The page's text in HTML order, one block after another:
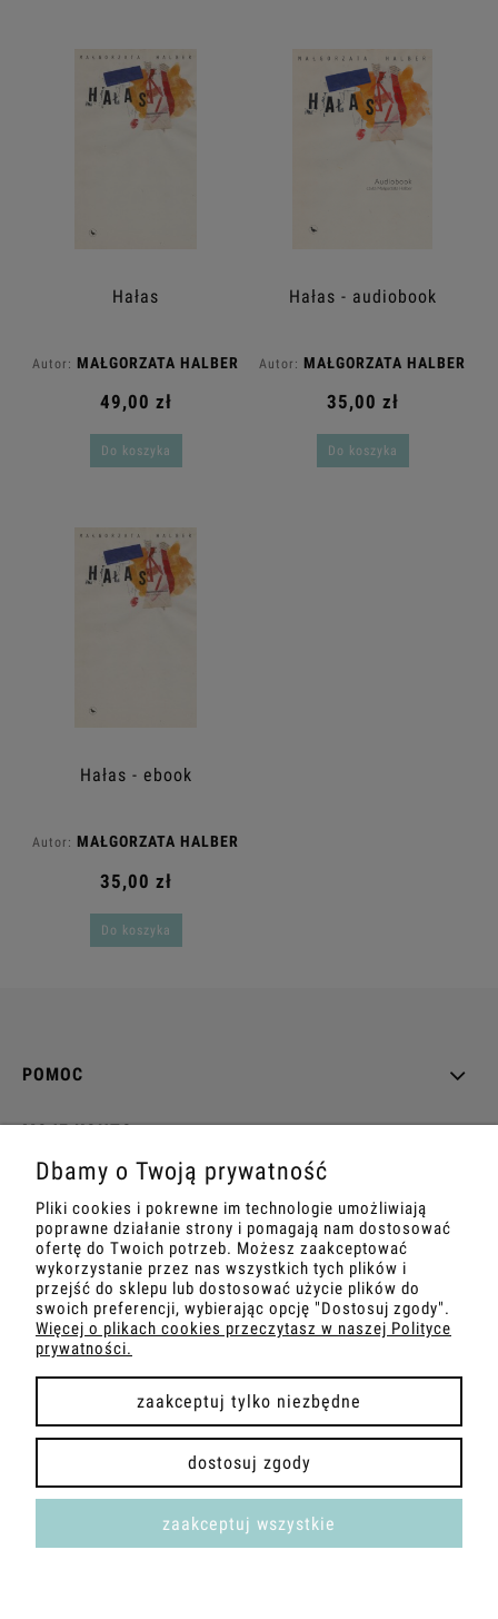
Hałas
Autor: MAŁGORZATA HALBER
49,00 zł
Do koszyka
Hałas - audiobook
Autor: MAŁGORZATA HALBER
35,00 zł
Do koszyka
Hałas - ebook
Autor: MAŁGORZATA HALBER
35,00 zł
Do koszyka
POMOC
MOJE KONTO
PŁATNOŚCI I DOSTAWA
INFORMACJE
O NAS
pokaż pełną wersję strony
Sklep internetowy Shoper.pl
Dbamy o Twoją prywatność
Pliki cookies i pokrewne im technologie umożliwiają
poprawne działanie strony i pomagają nam dostosować
ofertę do Twoich potrzeb. Możesz zaakceptować
wykorzystanie przez nas wszystkich tych plików i
przejść do sklepu lub dostosować użycie plików do
swoich preferencji, wybierając opcję "Dostosuj zgody".
Więcej o plikach cookies przeczytasz w naszej Polityce
prywatności.
zaakceptuj tylko niezbędne
dostosuj zgody
zaakceptuj wszystkie